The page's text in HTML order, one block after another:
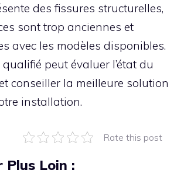
des fissures structurelles,
sont trop anciennes et
avec les modèles disponibles.
peut évaluer l’état du
conseiller la meilleure solution
installation.
Rate this post
Plus Loin :